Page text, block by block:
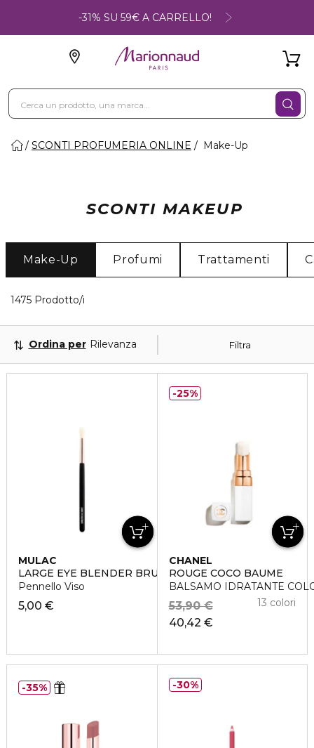
-31% SU 59€ A CARRELLO!
SCONTI PROFUMERIA ONLINE Make-Up
SCONTI MAKEUP
Make-Up Profumi Trattamenti
1475 Prodotto/i
Filtra
Ordina per Rilevanza
MULAC
LARGE EYE BLENDER BRUSH
Pennello Viso
5,00 €
CHANEL
ROUGE COCO BAUME
BALSAMO IDRATANTE
40,42 €
53,90 € 13 colori
25%
35% 30%